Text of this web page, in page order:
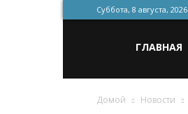
Суббота, 8 августа, 2026
для
ГЛАВНАЯ
Домой Новости